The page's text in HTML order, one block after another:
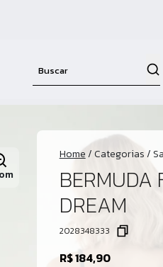
Home/Categorias/
BERMUDA
DREAM
2028348333
R$ 184,90